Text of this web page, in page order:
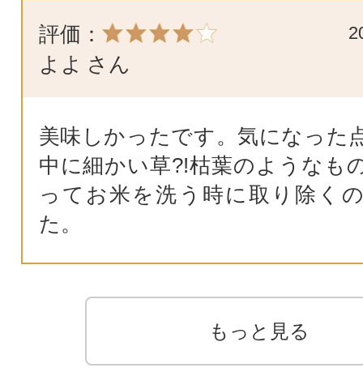
評価：
よよ さん
美味しかったです。気になった
中に細かい草?!枯葉のようなも
ってお米を洗う時に取り除く
た。
もっと見る